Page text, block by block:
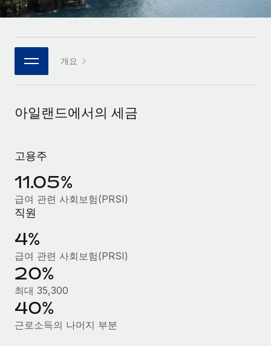
연결
새로운
통합
핵심 비즈니스 도구로 프로세스를 간소화
전문가 상담
신원 조사
채용 후보자 심사 프로세스 간소화
Compliance Watchtower
규정 준수 관련 위험에 선제적으로 대응
기기 관리
전 세계 IT 장비 제공 및 추적 관리
법인 설립
법인 설립을 빠르고 준법적으로 지원
글로벌 인재 이동 및 전근
REMOTE 파트너 되기
플랫폼에 글로벌 HR을 유연하게 통합
Remote와의 파트너십 기회 탐색
Remote Build 곧 제공 예정
사례 연구
조직 규모를 120% 성장시킨 방법
구축합니다. 이 회사의 미션은 전 세계 개발자 및 운영자
(DevOps/MLOps)에게 AI 네이티브...
자세히 알아보기
계약직 관리와 급여 업무를 위해 Remote와 전략적 파
트너십을 맺은 Reverse Tech
직무 설명 라이브러리
이벤트
급여 및 인재 인사이트
지원받기
모든 리소스 보기
블로그
글로벌 급여
EOR 및 PEO
계약자 관리
세금
한국어
개요
아일랜드에서의 세금
고용주
11.05%
급여 관련 사회보험(PRSI)
직원
4%
급여 관련 사회보험(PRSI)
20%
최대 35,300
40%
근로소득의 나머지 부분